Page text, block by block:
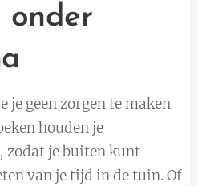
onder
je geen zorgen te maken
houden je
, zodat je buiten kunt
van je tijd in de tuin. Of